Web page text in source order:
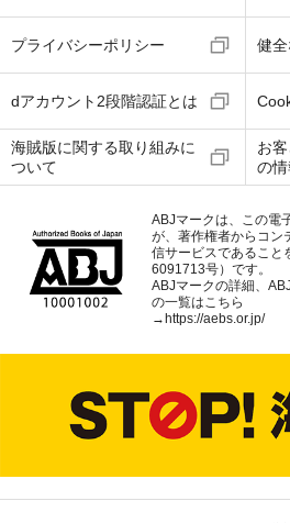
プライバシーポリシー 健
dアカウント2段階認証とは
海賊版に関する取り組みに
ついて
お
の
ABJマークは、この電
が、著作権者からコン
信サービスであること
6091713号）です。
ABJマークの詳細、
の一覧はこちら
→https://aebs.or.jp/